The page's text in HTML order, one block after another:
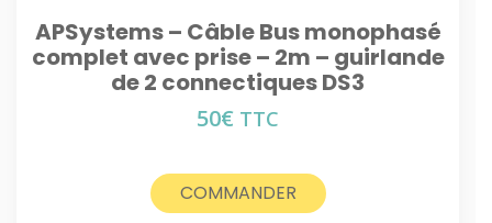
APSystems – Câble Bus monophasé
complet avec prise – 2m – guirlande
de 2 connectiques DS3
50€ TTC
COMMANDER